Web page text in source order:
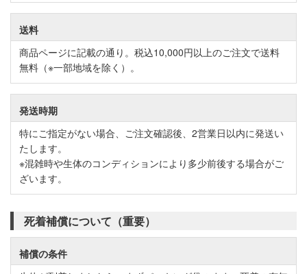
送料
商品ページに記載の通り。税込10,000円以上のご注文で送料
無料（※一部地域を除く）。
発送時期
特にご指定がない場合、ご注文確認後、2営業日以内に発送い
たします。
※混雑時や生体のコンディションにより多少前後する場合がご
ざいます。
死着補償について（重要）
補償の条件